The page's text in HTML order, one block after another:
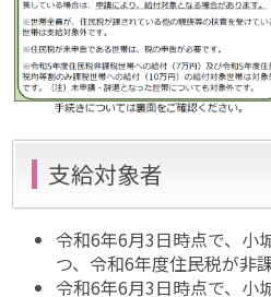
支給対象者
令和6年6月3日時点で、小
つ、令和6年度住民税が非
令和6年6月3日時点で、小